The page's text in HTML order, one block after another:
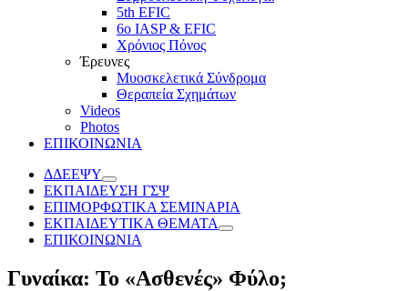
5th EFIC
6ο IASP & EFIC
Χρόνιος Πόνος
Έρευνες
Μυοσκελετικά Σύνδρομα
Θεραπεία Σχημάτων
Videos
Photos
ΕΠΙΚΟΙΝΩΝΙΑ
ΔΔΕΕΨΥ
ΕΚΠΑΙΔΕΥΣΗ ΓΣΨ
ΕΠΙΜΟΡΦΩΤΙΚΑ ΣΕΜΙΝΑΡΙΑ
ΕΚΠΑΙΔΕΥΤΙΚΑ ΘΕΜΑΤΑ
ΕΠΙΚΟΙΝΩΝΙΑ
Γυναίκα: Το «Ασθενές» Φύλο;